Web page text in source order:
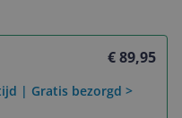
€ 89,95
| Gratis bezorgd >